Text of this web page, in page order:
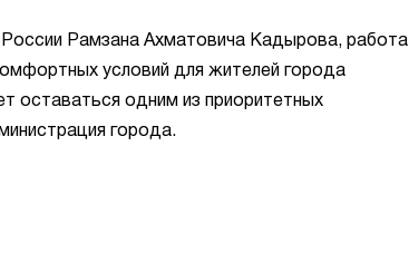
России Рамзана Ахматовича Кадырова, работа
условий для жителей города
оставаться одним из приоритетных
города.